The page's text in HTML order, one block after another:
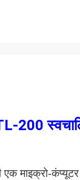
200
माइक्रो-कंप्यूटर